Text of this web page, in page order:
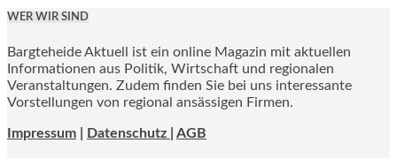
WER WIR SIND
Bargteheide Aktuell ist ein online Magazin mit aktuellen
Informationen aus Politik, Wirtschaft und regionalen
Veranstaltungen. Zudem finden Sie bei uns interessante
Vorstellungen von regional ansässigen Firmen.
Impressum Datenschutz | AGB